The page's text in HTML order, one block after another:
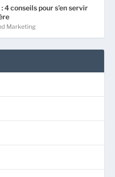
4 conseils pour s’en servir
Marketing